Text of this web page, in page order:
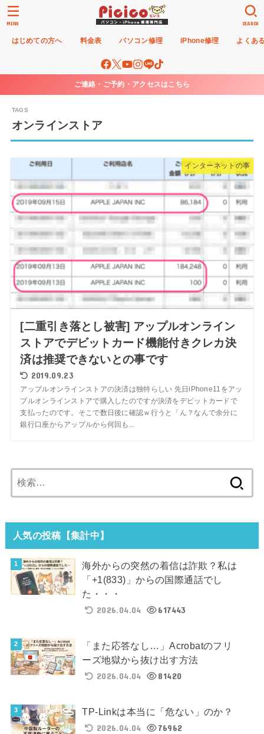
はじめての方へ 料金表 パソコン修理 iPhone修理 よくあ
SEARCH
MENU
ご連絡・ご予約・アクセスはこちら
オンラインストア
インターネットの事
[二重引き落とし被害] アップルオンライン
ストアでデビットカード機能付きクレカ決
済は推奨できないとの事です
2019.09.23
アップルオンラインストアの決済は独特らしい 先日iPhone11をアッ
プルオンラインストアで購入したのですが決済をデビットカードで
支払ったのです。そこで数日後に確認ｗ行うと「ん？なんで余分に
銀行口座からアップルから何回も...
索:
人気の投稿【集計中】
海外からの突然の着信は詐欺？私は
「+1(833)」からの国際通話でし
た・・・
2026.04.04
617443
「また応答なし…」Acrobatのフリ
ーズ地獄から抜け出す方法
2026.04.04
81420
TP-Linkは本当に「危ない」のか？
2026.04.04
76962